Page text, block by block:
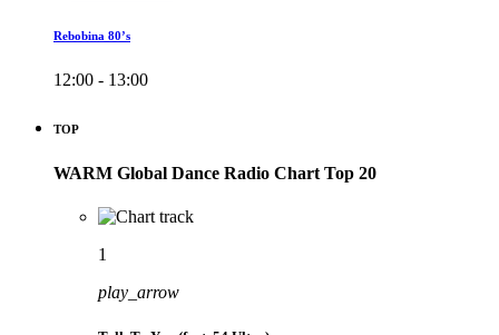
Rebobina 80’s
12:00 - 13:00
TOP
WARM Global Dance Radio Chart Top 20
1
play_arrow